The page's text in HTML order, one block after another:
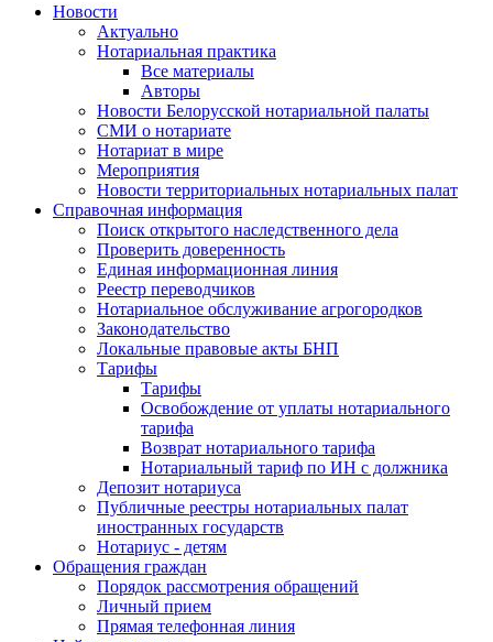
Новости
Актуально
Нотариальная практика
Все материалы
Авторы
Новости Белорусской нотариальной палаты
СМИ о нотариате
Нотариат в мире
Мероприятия
Новости территориальных нотариальных палат
Справочная информация
Поиск открытого наследственного дела
Проверить доверенность
Единая информационная линия
Реестр переводчиков
Нотариальное обслуживание агрогородков
Законодательство
Локальные правовые акты БНП
Тарифы
Тарифы
Освобождение от уплаты нотариального
тарифа
Возврат нотариального тарифа
Нотариальный тариф по ИН с должника
Депозит нотариуса
Публичные реестры нотариальных палат
иностранных государств
Нотариус - детям
Обращения граждан
Порядок рассмотрения обращений
Личный прием
Прямая телефонная линия